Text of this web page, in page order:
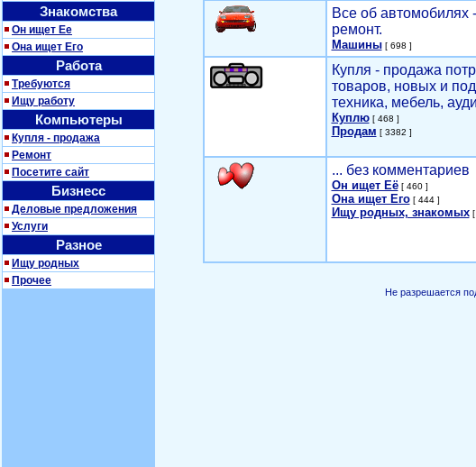
Знакомства
Он ищет Ее
Она ищет Его
Работа
Требуются
Ищу работу
Компьютеры
Купля - продажа
Ремонт
Посетите сайт
Бизнесс
Деловые предложения
Услуги
Разное
Ищу родных
Прочее
Все об автомобилях
ремонт.
Машины[ 698 ]
Купля - продажа
товаров, новых и
техника, мебель,
Куплю[ 468 ]
Продам [ 3382 ]
... без комментариев
Он ищет Её[ 460 ]
Она ищет Его[ 444 ]
Ищу родных, знакомых[
Не разрешается